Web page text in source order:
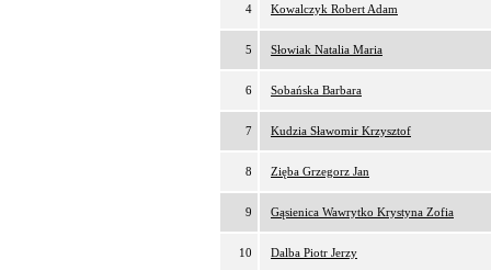
4 Kowalczyk Robert Adam
5 Słowiak Natalia Maria
6 Sobańska Barbara
7 Kudzia Sławomir Krzysztof
8 Zięba Grzegorz Jan
9 Gąsienica Wawrytko Krystyna Zofia
10 Dalba Piotr Jerzy